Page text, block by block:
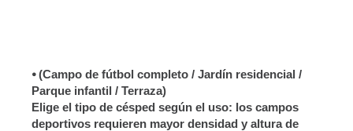
⦁ (Campo de fútbol completo / Jardín residencial /
Parque infantil / Terraza)
Elige el tipo de césped según el uso: los campos
deportivos requieren mayor densidad y altura de